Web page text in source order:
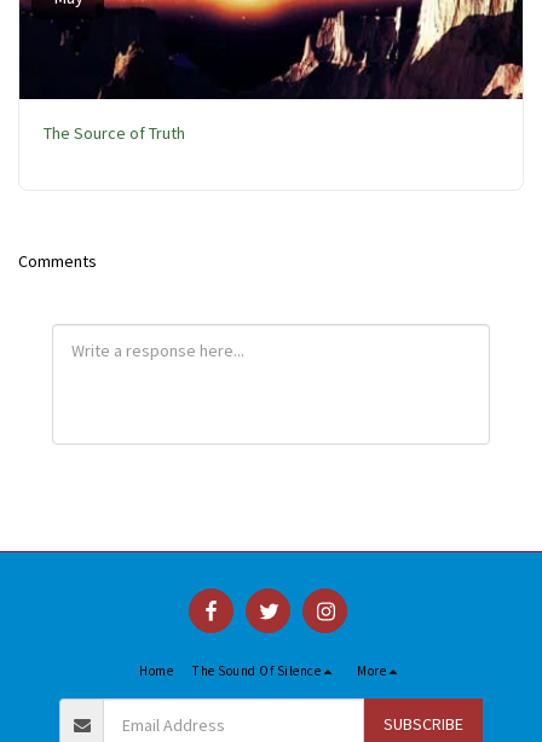
The Source of Truth
Comments
Home The Sound Of Silence More
SUBSCRIBE